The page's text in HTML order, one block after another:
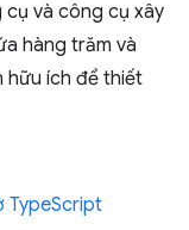
và công cụ xây
hàng trăm và
hữu ích để thiết
TypeScript